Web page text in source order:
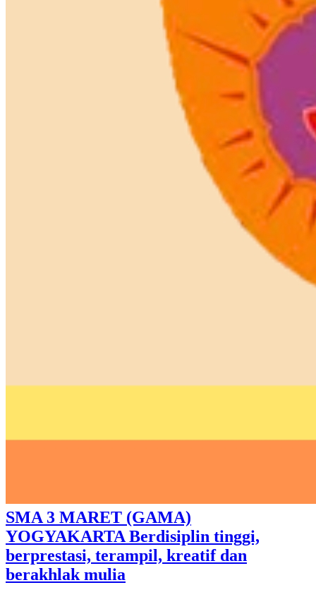
SMA 3 MARET (GAMA)
YOGYAKARTA Berdisiplin tinggi,
berprestasi, terampil, kreatif dan
berakhlak mulia